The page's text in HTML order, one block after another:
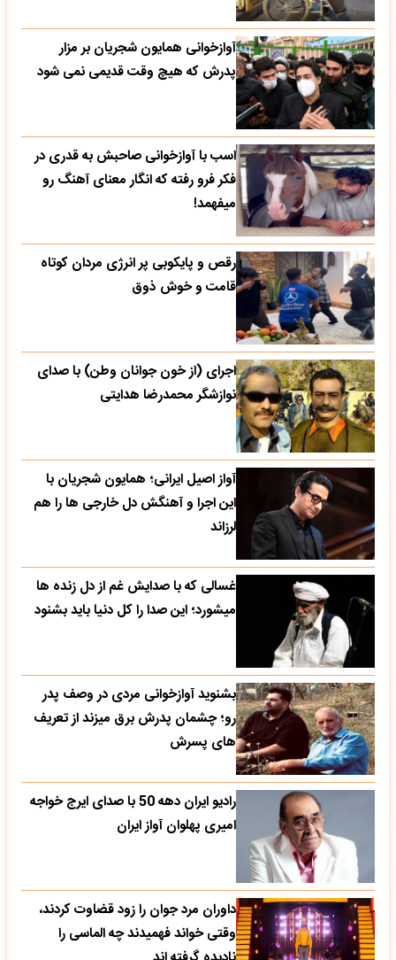
آوازخوانی همایون شجریان بر مزار
پدرش که هیچ وقت قدیمی نمی شود
اسب با آوازخوانی صاحبش به قدری در
فکر فرو رفته که انگار معنای آهنگ رو
میفهمد!
رقص و پایکوبی پر انرژی مردان کوتاه
قامت و خوش ذوق
اجرای (از خون جوانان وطن) با صدای
نوازشگر محمدرضا هدایتی
آواز اصیل ایرانی؛ همایون شجریان با
این اجرا و آهنگش دل خارجی ها را هم
لرزاند
غسالی که با صدایش غم از دل زنده ها
میشورد؛ این صدا را کل دنیا باید بشنود
بشنوید آوازخوانی مردی در وصف پدر
رو؛ چشمان پدرش برق میزند از تعریف
های پسرش
رادیو ایران دهه 50 با صدای ایرج خواجه
امیری پهلوان آواز ایران
داوران مرد جوان را زود قضاوت کردند،
وقتی خواند فهمیدند چه الماسی را